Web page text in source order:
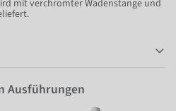
mit verchromter Wadenstange und
Ausführungen